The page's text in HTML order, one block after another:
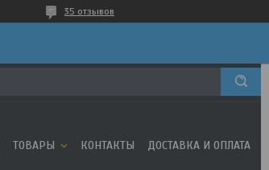
35 отзывов
ТОВАРЫ КОНТАКТЫ ДОСТАВКА И ОПЛАТА